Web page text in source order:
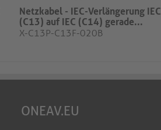
Netzkabel - IEC-Verlängerung IEC
(C13) auf IEC (C14) gerade...
X-C13P-C13F-020B
ONEAV.EU